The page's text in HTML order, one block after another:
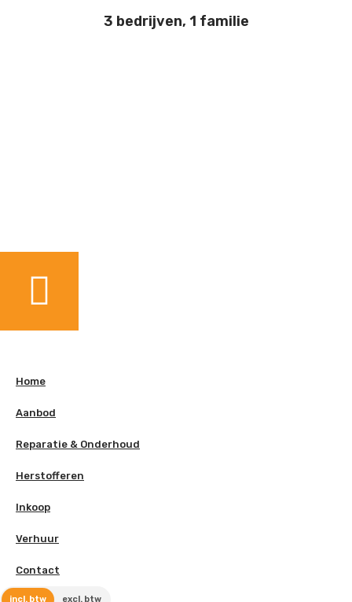
3 bedrijven, 1 familie
Home
Aanbod
Reparatie & Onderhoud
Herstofferen
Inkoop
Verhuur
Contact
incl. btw excl. btw